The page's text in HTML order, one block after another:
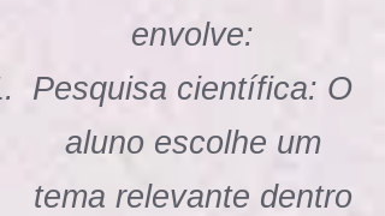
envolve:
Pesquisa científica: O
aluno escolhe um
tema relevante dentro